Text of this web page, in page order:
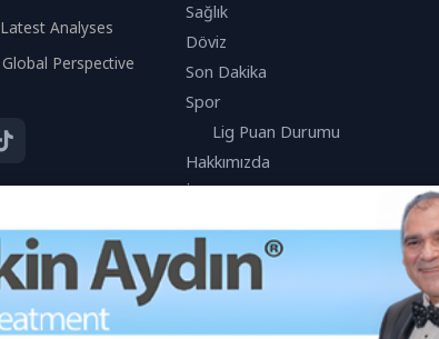
Latest Analyses
Global Perspective
Sağlık
Döviz
Son Dakika
Spor
Lig Puan Durumu
Hakkımızda
İletişim
Bu site, kullanıcı deneyimini geliştirmek için çerezleri